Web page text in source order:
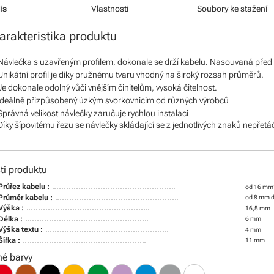
Vlastnosti Soubory ke stažení
produktu
s uzavřeným profilem, dokonale se drží kabelu. Nasouvaná
profil je díky pružnému tvaru vhodný na široký rozsah průměrů.
dokonale odolný vůči vnějším činitelům, vysoká čitelnost.
přizpůsobený úzkým svorkovnicím od různých výrobců
velikost návlečky zaručuje rychlou instalaci
šípovitému řezu se návlečky skládající se z jednotlivých znaků
produktu
kabelu : od 16
kabelu : od 8 mm
: 16,5 mm
: 6 mm
textu : 4 mm
: 11 mm
barvy